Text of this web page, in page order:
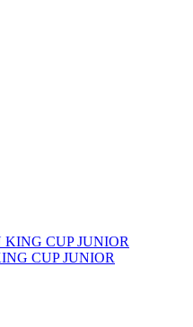
CUP JUNIOR